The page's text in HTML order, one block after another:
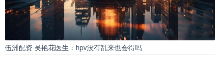
伍洲配资 吴艳花医生：hpv没有乱来也会得吗